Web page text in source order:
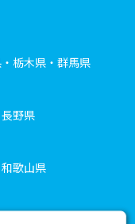
栃木県・群馬県
野県
歌山県